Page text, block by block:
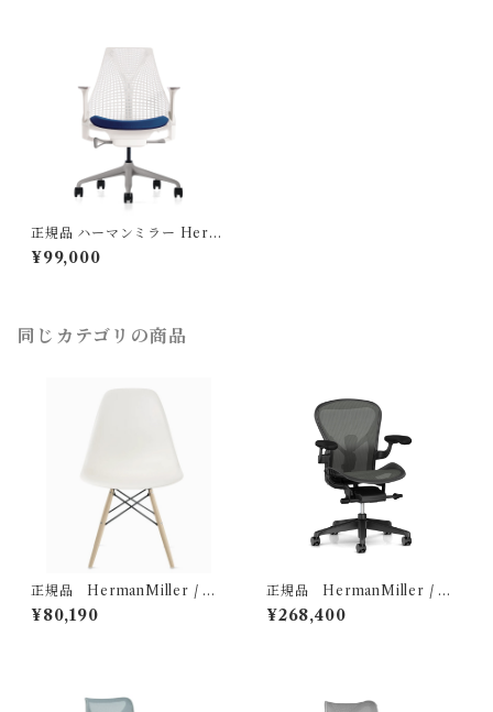
正規品 ハーマンミラー Herm
anmiller セイルチェア ベーシ
ック スタジオホワイト / プー
¥99,000
同じカテゴリの商品
正規品 HermanMiller / ハ
ーマンミラー イームズプラ
スチックシェルサイドチェア
¥80,190
正規品 HermanMiller / ア
ーロンチェア リマスタード B
サイズ グラファイトカラー グ
¥268,400